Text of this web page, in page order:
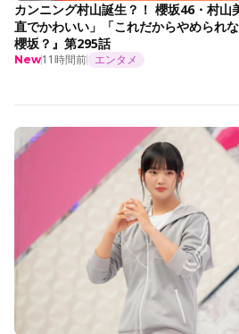
カンニング村山誕生？！ 櫻坂46・村山
直でかわいい」「これだからやめられ
櫻坂？』第295話
New11時間前 エンタメ